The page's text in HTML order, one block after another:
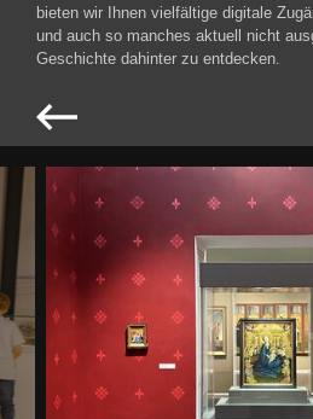
bieten wir Ihnen vielfältige digitale
und auch so manches aktuell nicht
Geschichte dahinter zu entdecken.